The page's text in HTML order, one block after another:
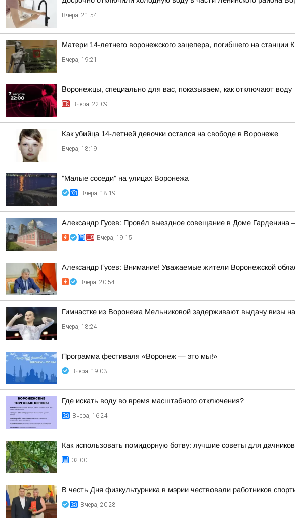
Вчера, 21:54
Матери 14-летнего воронежского зацепера, погибшего на
Вчера, 19:21
Воронежцы, специально для вас, показываем, как отключают воду
Вчера, 22:09
Как убийца 14-летней девочки остался на свободе в Воронеже
Вчера, 18:19
"Малые соседи" на улицах Воронежа
Вчера, 18:19
Александр Гусев: Провёл выездное совещание в Доме Гарденина
Вчера, 19:15
Александр Гусев: Внимание! Уважаемые жители Воронежской
Вчера, 20:54
Гимнастке из Воронежа Мельниковой задерживают выдачу визы
Вчера, 18:24
Программа фестиваля «Воронеж — это мы!»
Вчера, 19:03
Где искать воду во время масштабного отключения?
Вчера, 16:24
Как использовать помидорную ботву: лучшие советы для дачников
02:00
В честь Дня физкультурника в мэрии чествовали работников
Вчера, 20:28